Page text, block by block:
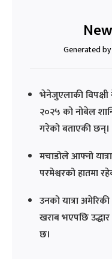
Generated
भेनेजुएलाकी विपक्षी
२०२५ को नोबेल
गरेको बताएकी छन्।
मचाडोले आफ्नो
परमेश्वरको हातमा
उनको यात्रा
खराब भएपछि
छ।